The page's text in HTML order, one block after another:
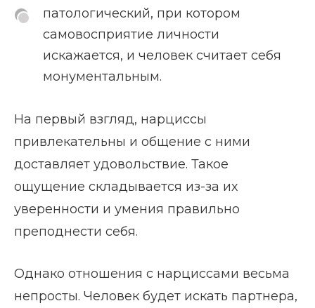
патологический, при котором
самовосприятие личности
искажается, и человек считает себя
монументальным.
На первый взгляд, нарциссы
привлекательны и общение с ними
доставляет удовольствие. Такое
ощущение складывается из-за их
уверенности и умения правильно
преподнести себя.
Однако отношения с нарциссами весьма
непросты. Человек будет искать партнера,